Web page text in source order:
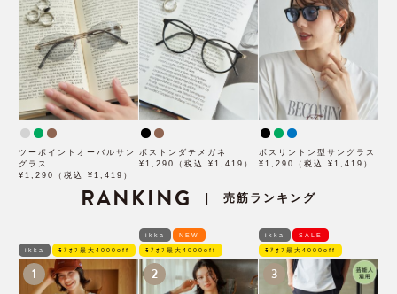
ツーポイントオーバルサン
グラス
¥1,290（税込 ¥1,419）
ボストンダテメガネ
¥1,290（税込 ¥1,419）
ボスリントン型サングラス
¥1,290（税込 ¥1,419）
RANKING | 売筋ランキング
ikka ﾓｱｵﾌ最大4000off
1
ikka NEW
ﾓｱｵﾌ最大4000off
2
ikka SALE
ﾓｱｵﾌ最大4000off
3